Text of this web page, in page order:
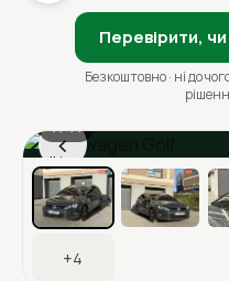
Перевірити,
Безкоштовно · ні до
‹
1 / 11
Ціна в місяць
+4